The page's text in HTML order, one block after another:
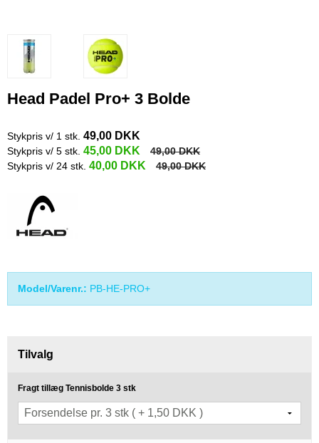
Head Padel Pro+ 3 Bolde
Stykpris v/ 1 stk. 49,00 DKK
Stykpris v/ 5 stk. 45,00 DKK
49,00 DKK
Stykpris v/ 24 stk. 40,00 DKK 49,00 DKK
Model/Varenr.: PB-HE-PRO+
Tilvalg
Fragt tillæg Tennisbolde 3 stk